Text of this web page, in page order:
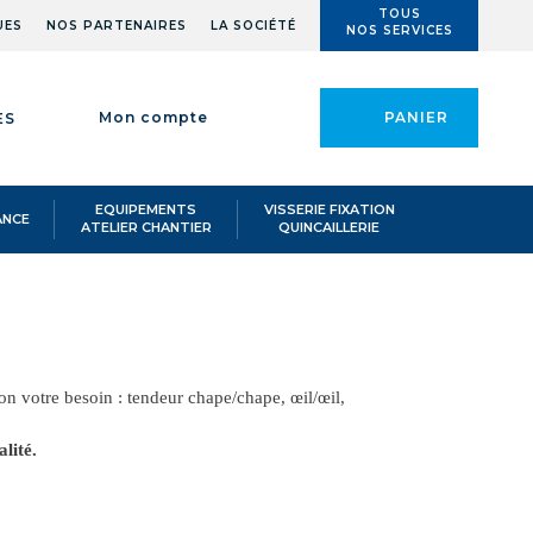
NOS PARTENAIRES LA SOCIÉTÉ
TOUS
NOS SERVICES
Mon compte PANIER
EQUIPEMENTS
ATELIER CHANTIER
VISSERIE FIXATION
QUINCAILLERIE
votre besoin : tendeur chape/chape, œil/œil,